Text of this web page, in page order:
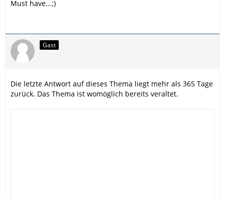
Must have...;)
Gast
Die letzte Antwort auf dieses Thema liegt mehr als 365 Tage
zurück. Das Thema ist womöglich bereits veraltet.